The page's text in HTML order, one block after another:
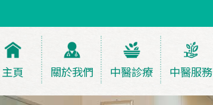
主頁 關於我們 中醫診療 中醫服務